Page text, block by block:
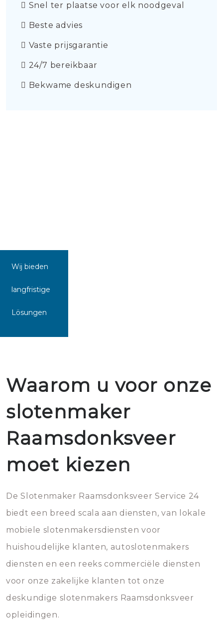
Snel ter plaatse voor elk noodgeval
Beste advies
Vaste prijsgarantie
24/7 bereikbaar
Bekwame deskundigen
Wij bieden
langfristige
Lösungen
Waarom u voor onze
slotenmaker
Raamsdonksveer
moet kiezen
De Slotenmaker Raamsdonksveer Service 24
biedt een breed scala aan diensten, van lokale
mobiele slotenmakersdiensten voor
huishoudelijke klanten, autoslotenmakers
diensten en een reeks commerciële diensten
voor onze zakelijke klanten tot onze
deskundige slotenmakers Raamsdonksveer
opleidingen.